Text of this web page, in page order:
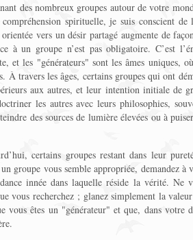
des nombreux groupes autour de votre
spirituelle, je suis conscient
vers un désir partagé augmente de
à un groupe n’est pas obligatoire. C’est
et les "générateurs" sont les âmes uniques,
À travers les âges, certains groupes qui ont
aux autres, et leur intention initiale de
les autres avec leurs philosophies,
des sources de lumière élevées ou à
certains groupes restant dans leur
groupe vous semble appropriée, demandez à
innée dans laquelle réside la vérité. Ne
vous recherchez ; glanez simplement la
vous êtes un "générateur" et que, dans votre